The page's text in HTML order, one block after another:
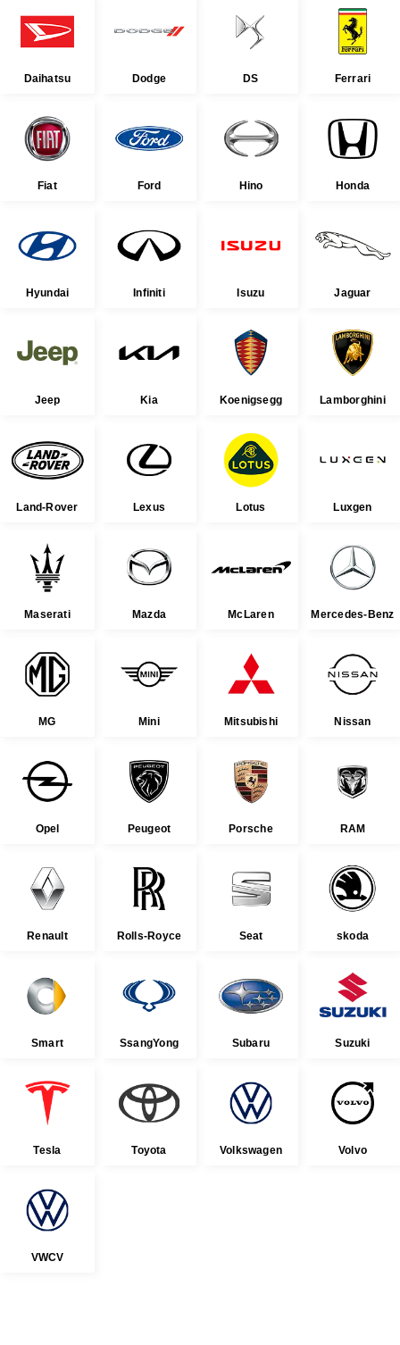
Daihatsu Dodge DS Ferrari
Fiat Ford Hino Honda
Hyundai Infiniti Isuzu Jaguar
Jeep Kia Koenigsegg Lamborghini
Land-Rover Lexus Lotus Luxgen
Maserati Mazda McLaren Mercedes-Benz
MG Mini Mitsubishi Nissan
Opel Peugeot Porsche RAM
Renault Rolls-Royce Seat skoda
Smart SsangYong Subaru Suzuki
Tesla Toyota Volkswagen Volvo
VWCV